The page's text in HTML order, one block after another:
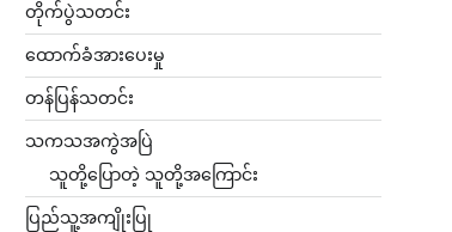
တိုက်ပွဲသတင်း
ထောက်ခံအားပေးမှု
တန်ပြန်သတင်း
သကသအကွဲအပြဲ
သူတို့ပြောတဲ့ သူတို့အကြောင်း
ပြည်သူ့အကျိုးပြု